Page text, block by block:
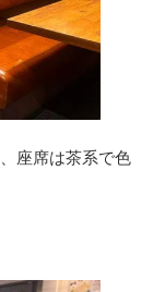
座席は茶系で色